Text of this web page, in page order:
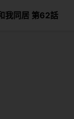
我同居 第62話